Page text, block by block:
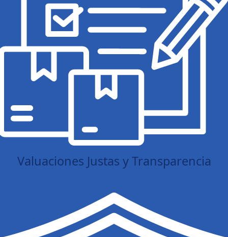
Valuaciones Justas y Transparencia